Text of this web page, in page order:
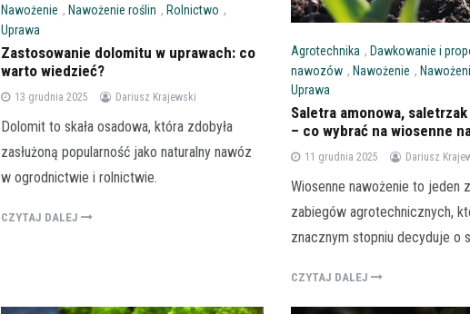
Nawożenie , Nawożenie roślin , Rolnictwo ,
Uprawa
Zastosowanie dolomitu w uprawach: co
warto wiedzieć?
13 grudnia 2025 Dariusz Krajewski
Dolomit to skała osadowa, która zdobyła
zasłużoną popularność jako naturalny nawóz
w ogrodnictwie i rolnictwie.
CZYTAJ DALEJ
Agrotechnika , Dawkowanie i
nawozów , Nawożenie ,
Uprawa
Saletra amonowa,
– co wybrać na wiosenne
11 grudnia 2025 Dariusz
Wiosenne nawożenie to jeden
zabiegów agrotechnicznych,
znacznym stopniu decyduje o
CZYTAJ DALEJ